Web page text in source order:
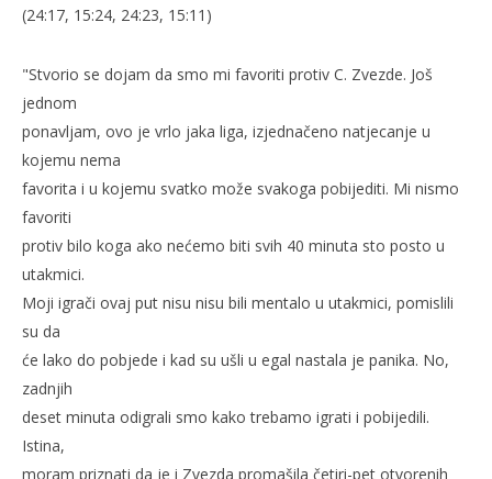
(24:17, 15:24, 24:23, 15:11)
"Stvorio se dojam da smo mi favoriti protiv C. Zvezde. Još
jednom
ponavljam, ovo je vrlo jaka liga, izjednačeno natjecanje u
kojemu nema
favorita i u kojemu svatko može svakoga pobijediti. Mi nismo
favoriti
protiv bilo koga ako nećemo biti svih 40 minuta sto posto u
utakmici.
Moji igrači ovaj put nisu nisu bili mentalo u utakmici, pomislili
su da
će lako do pobjede i kad su ušli u egal nastala je panika. No,
zadnjih
deset minuta odigrali smo kako trebamo igrati i pobijedili.
Istina,
moram priznati da je i Zvezda promašila četiri-pet otvorenih